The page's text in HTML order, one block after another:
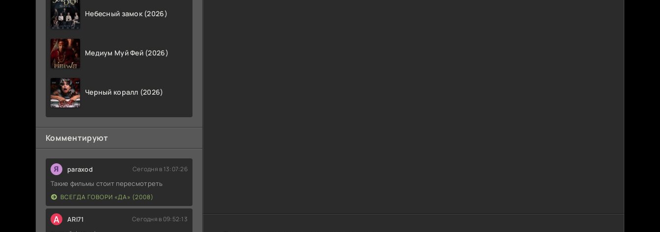
Небесный замок (2026)
Медиум Муй Фей (2026)
Черный коралл (2026)
Комментируют
paraxod Сегодня в 13:07:26
Такие фильмы стоит пересмотреть
ВСЕГДА ГОВОРИ «ДА» (2008)
A ARI71 Сегодня в 09:52:13